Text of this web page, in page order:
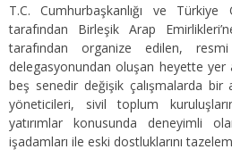
T.C. Cumhurbaşkanlığı ve
tarafından Birleşik Arap
tarafından organize edilen,
delegasyonundan oluşan heyette yer
beş senedir değişik çalışmalarda
yöneticileri, sivil toplum
yatırımlar konusunda deneyimli
işadamları ile eski dostluklarını